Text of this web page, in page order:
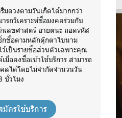
มดวงตามวันเกิดได้มากกว่า
รถวิเคราะห์ชื่อมงคลร่วมกับ
ลขศาสตร์ อายตนะ ถอดรหัส
กชื่อตามหลักตุ๊กตาไขนาม
เป็นรายชื่อส่วนตัวเฉพาะคุณ
มื่อลงชื่อเข้าใช้บริการ สามารถ
ลได้โดยไม่จำกัดจำนวนวัน
ชั่วโมง
มัครใช้บริการ